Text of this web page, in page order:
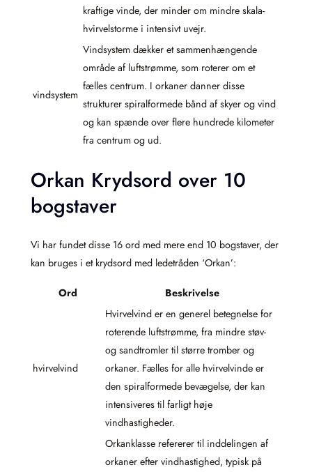
kraftige vinde, der minder om mindre skala-
hvirvelstorme i intensivt uvejr.
vindsystem
Vindsystem dækker et sammenhængende
område af luftstrømme, som roterer om et
fælles centrum. I orkaner danner disse
strukturer spiralformede bånd af skyer og vind
og kan spænde over flere hundrede kilometer
fra centrum og ud.
Orkan Krydsord over 10
bogstaver
Vi har fundet disse 16 ord med mere end 10 bogstaver, der
kan bruges i et krydsord med ledetråden ‘Orkan’:
Ord Beskrivelse
hvirvelvind
Hvirvelvind er en generel betegnelse for
roterende luftstrømme, fra mindre støv-
og sandtromler til større tromber og
orkaner. Fælles for alle hvirvelvinde er
den spiralformede bevægelse, der kan
intensiveres til farligt høje
vindhastigheder.
Orkanklasse refererer til inddelingen af
orkaner efter vindhastighed, typisk på